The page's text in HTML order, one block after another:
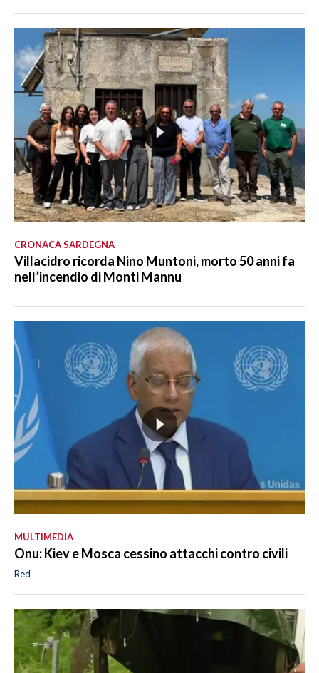
CRONACA SARDEGNA
Villacidro ricorda Nino Muntoni, morto 50 anni fa
nell’incendio di Monti Mannu
MULTIMEDIA
Onu: Kiev e Mosca cessino attacchi contro civili
Red